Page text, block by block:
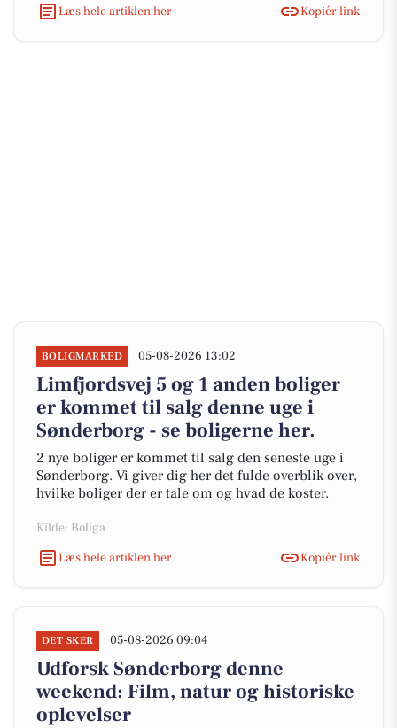
Læs hele artiklen her Kopiér link
BOLIGMARKED 05-08-2026 13:02
Limfjordsvej 5 og 1 anden boliger
er kommet til salg denne uge i
Sønderborg - se boligerne her.
2 nye boliger er kommet til salg den seneste uge i
Sønderborg. Vi giver dig her det fulde overblik over,
hvilke boliger der er tale om og hvad de koster.
Kilde: Boliga
Læs hele artiklen her
Kopiér link
DET SKER 05-08-2026 09:04
Udforsk Sønderborg denne
weekend: Film, natur og historiske
oplevelser